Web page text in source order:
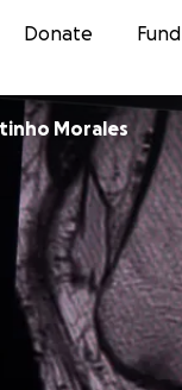
Donate
Morales